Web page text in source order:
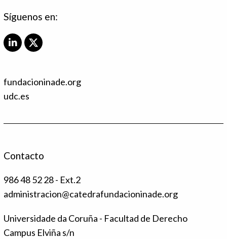
Síguenos en:
L
e
d
X
t
fundacioninade.org
udc.es
Contacto
986 48 52 28 - Ext.2
administracion@catedrafundacioninade.org
Universidade da Coruña - Facultad de Derecho
Campus Elviña s/n